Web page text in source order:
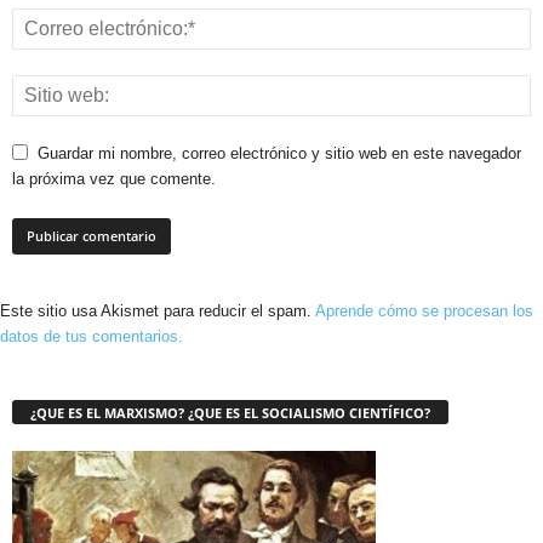
Guardar mi nombre, correo electrónico y sitio web en este navegador
la próxima vez que comente.
Este sitio usa Akismet para reducir el spam. Aprende cómo se procesan los
datos de tus comentarios.
¿QUE ES EL MARXISMO? ¿QUE ES EL SOCIALISMO CIENTÍFICO?